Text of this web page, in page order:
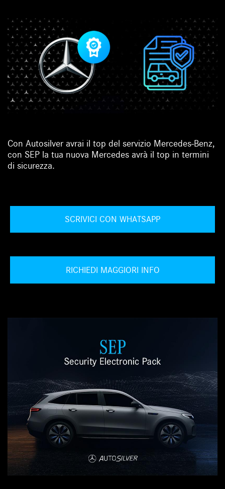
Con Autosilver avrai il top del servizio Mercedes-Benz,
con SEP la tua nuova Mercedes avrà il top in termini
di sicurezza.
SCRIVICI CON WHATSAPP
RICHIEDI MAGGIORI INFO